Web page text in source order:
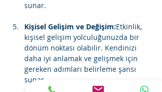
Kişisel Gelişim ve Değişim:Etkinlik,
kişisel gelişim yolculuğunuzda bir
dönüm noktası olabilir. Kendinizi
daha iyi anlamak ve gelişmek için
gereken adımları belirleme şansı